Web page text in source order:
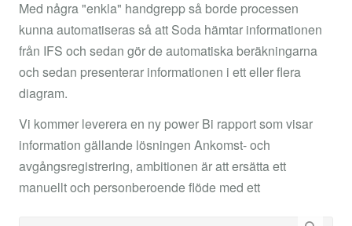
Med några "enkla" handgrepp så borde processen
kunna automatiseras så att Soda hämtar informationen
från IFS och sedan gör de automatiska beräkningarna
och sedan presenterar informationen i ett eller flera
diagram.
Vi kommer leverera en ny power Bi rapport som visar
information gällande lösningen Ankomst- och
avgångsregistrering, ambitionen är att ersätta ett
manuellt och personberoende flöde med ett